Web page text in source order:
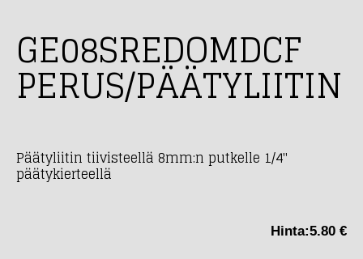
GE08SREDOMDCF
PERUS/PÄÄTYLIITIN
Päätyliitin tiivisteellä 8mm:n putkelle 1/4"
päätykierteellä
Hinta:5.80 €